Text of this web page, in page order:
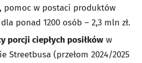
pomoc w postaci produktów
ponad 1200 osób – 2,3 mln zł.
porcji ciepłych posiłków w
Streetbusa (przełom 2024/2025